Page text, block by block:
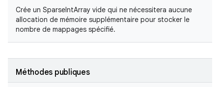
Crée un SparseIntArray vide qui ne nécessitera aucune
allocation de mémoire supplémentaire pour stocker le
nombre de mappages spécifié.
Méthodes publiques